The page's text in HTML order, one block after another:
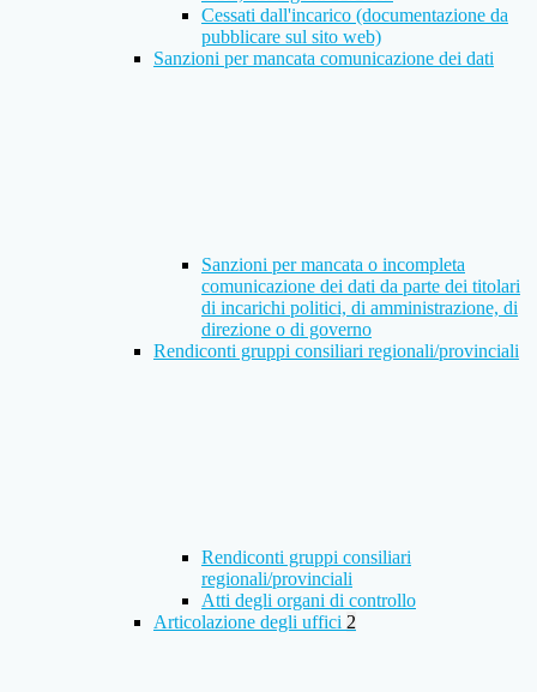
Cessati dall'incarico (documentazione da
pubblicare sul sito web)
Sanzioni per mancata comunicazione dei dati
Sanzioni per mancata o incompleta
comunicazione dei dati da parte dei titolari
di incarichi politici, di amministrazione, di
direzione o di governo
Rendiconti gruppi consiliari regionali/provinciali
Rendiconti gruppi consiliari
regionali/provinciali
Atti degli organi di controllo
Articolazione degli uffici 2